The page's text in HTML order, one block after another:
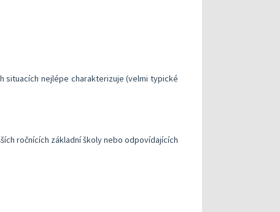
situacích nejlépe charakterizuje (velmi typické
ročnících základní školy nebo odpovídajících